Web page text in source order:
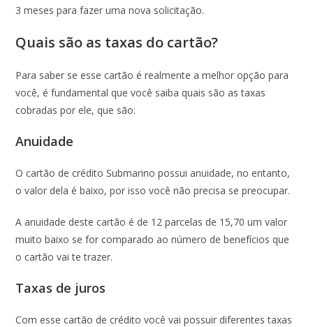
3 meses para fazer uma nova solicitação.
Quais são as taxas do cartão?
Para saber se esse cartão é realmente a melhor opção para
você, é fundamental que você saiba quais são as taxas
cobradas por ele, que são:
Anuidade
O cartão de crédito Submarino possui anuidade, no entanto,
o valor dela é baixo, por isso você não precisa se preocupar.
A anuidade deste cartão é de 12 parcelas de 15,70 um valor
muito baixo se for comparado ao número de benefícios que
o cartão vai te trazer.
Taxas de juros
Com esse cartão de crédito você vai possuir diferentes taxas